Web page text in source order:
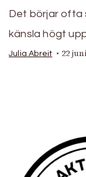
Det börjar ofta
känsla högt
Julia Abreit 22